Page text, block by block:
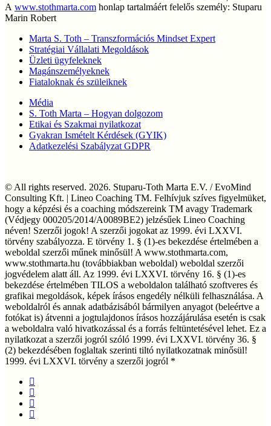
képzés,
coaching
online
coach
képzés,
üzleti
coach
képzés,
önismereti
tréning,
professzionális
coach
A www.stothmarta.com honlap tartalmáért felelős személy: Stuparu
Marin Robert
Marta S. Toth – Transzformációs Mindset Expert
Stratégiai Vállalati Megoldások
Üzleti ügyfeleknek
Magánszemélyeknek
Fiataloknak és szüleiknek
Média
S. Toth Marta – Hogyan dolgozom
Etikai és Szakmai nyilatkozat
Gyakran Ismételt Kérdések (GYIK)
Adatkezelési Szabályzat GDPR
© All rights reserved. 2026. Stuparu-Toth Marta E.V. / EvoMind
Consulting Kft. | Lineo Coaching TM. Felhívjuk szíves figyelmüket,
hogy a képzési és a coaching módszereink TM avagy Trademark
(Védjegy 000205/2014/A0089BE2) jelzésűek Lineo Coaching
néven! Szerzői jogok! A szerzői jogokat az 1999. évi LXXVI.
törvény szabályozza. E törvény 1. § (1)-es bekezdése értelmében a
weboldal szerzői műnek minősül! A www.stothmarta.com,
www.stothmarta.hu (továbbiakban weboldal) weboldal szerzői
jogvédelem alatt áll. Az 1999. évi LXXVI. törvény 16. § (1)-es
bekezdése értelmében TILOS a weboldalon található szoftveres és
grafikai megoldások, képek írásos engedély nélküli felhasználása. A
weboldalról és annak adatbázisából bármilyen anyagot (beleértve a
fotókat is) átvenni a jogtulajdonos írásos hozzájárulása esetén is csak
a weboldalra való hivatkozással és a forrás feltüntetésével lehet. Ez a
nyilatkozat a szerzői jogról szóló 1999. évi LXXVI. törvény 36. §
(2) bekezdésében foglaltak szerinti tiltó nyilatkozatnak minősül!
1999. évi LXXVI. törvény a szerzői jogról *
facebook
linkedin
youtube
instagram